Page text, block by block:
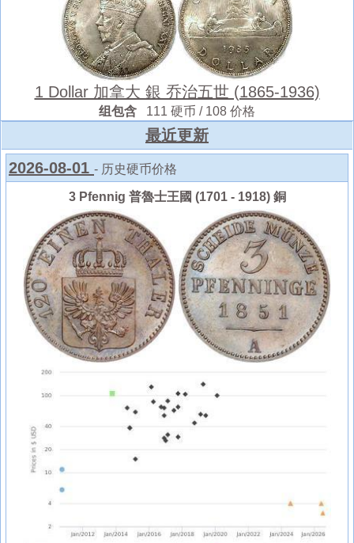
1 Dollar 加拿大 銀 乔治五世 (1865-1936)
组包含 111 硬币 / 108 价格
最近更新
2026-08-01 - 历史硬币价格
3 Pfennig 普魯士王國 (1701 - 1918) 銅